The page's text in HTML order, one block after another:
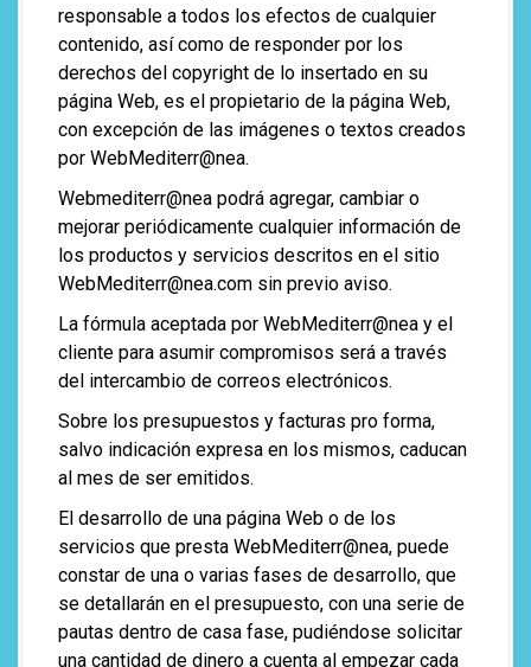
responsable a todos los efectos de cualquier
contenido, así como de responder por los
derechos del copyright de lo insertado en su
página Web, es el propietario de la página Web,
con excepción de las imágenes o textos creados
por WebMediterr@nea.
Webmediterr@nea podrá agregar, cambiar o
mejorar periódicamente cualquier información de
los productos y servicios descritos en el sitio
WebMediterr@nea.com sin previo aviso.
La fórmula aceptada por WebMediterr@nea y el
cliente para asumir compromisos será a través
del intercambio de correos electrónicos.
Sobre los presupuestos y facturas pro forma,
salvo indicación expresa en los mismos, caducan
al mes de ser emitidos.
El desarrollo de una página Web o de los
servicios que presta WebMediterr@nea, puede
constar de una o varias fases de desarrollo, que
se detallarán en el presupuesto, con una serie de
pautas dentro de casa fase, pudiéndose solicitar
una cantidad de dinero a cuenta al empezar cada